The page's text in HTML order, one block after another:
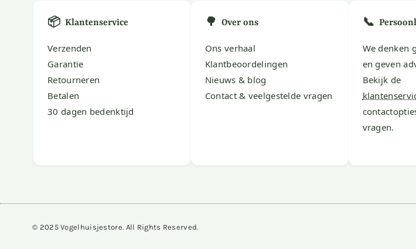
📦 Klantenservice
Verzenden
Garantie
Retourneren
Betalen
30 dagen bedenktijd
🌳 Over ons
Ons verhaal
Klantbeoordelingen
Nieuws & blog
Contact & veelgestelde vragen
📞
We denken
en geven
Bekijk de
vragen.
© 2025 Vogelhuisjestore. All Rights Reserved.